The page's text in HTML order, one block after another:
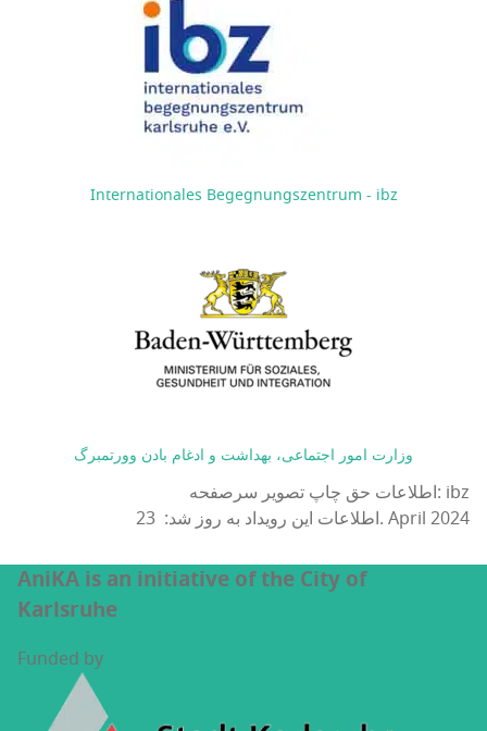
Internationales Begegnungszentrum - ibz
وزارت امور اجتماعی، بهداشت و ادغام بادن وورتمبرگ
اطلاعات حق چاپ تصویر سرصفحه: ibz
اطلاعات این رویداد به روز شد: 23. April 2024
AniKA is an initiative of the City of
Karlsruhe
Funded by